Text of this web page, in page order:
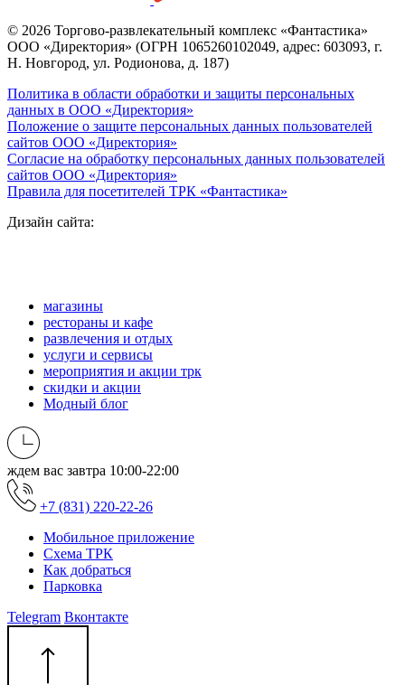
© 2026 Торгово-развлекательный комплекс «Фантастика»
ООО «Директория» (ОГРН 1065260102049, адрес: 603093, г.
Н. Новгород, ул. Родионова, д. 187)
Политика в области обработки и защиты персональных
данных в ООО «Директория»
Положение о защите персональных данных пользователей
сайтов ООО «Директория»
Согласие на обработку персональных данных пользователей
сайтов ООО «Директория»
Правила для посетителей ТРК «Фантастика»
Дизайн сайта:
магазины
рестораны и кафе
развлечения и отдых
услуги и сервисы
мероприятия и акции трк
скидки и акции
Модный блог
ждем вас завтра 10:00-22:00
+7 (831) 220-22-26
Мобильное приложение
Схема ТРК
Как добраться
Парковка
Telegram Вконтакте